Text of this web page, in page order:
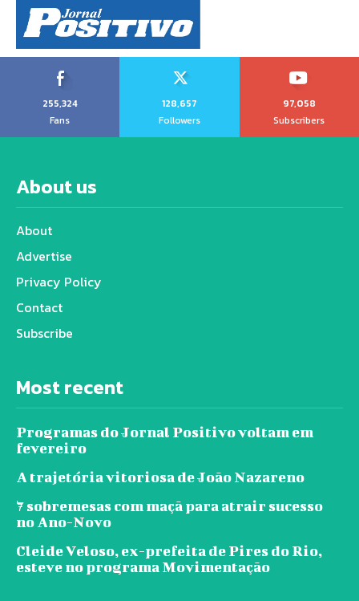
255,324
Fans
128,657
Followers
97,058
Subscribers
About us
About
Advertise
Privacy Policy
Contact
Subscribe
Most recent
Programas do Jornal Positivo voltam em
fevereiro
A trajetória vitoriosa de João Nazareno
7 sobremesas com maçã para atrair sucesso
no Ano-Novo
Cleide Veloso, ex-prefeita de Pires do Rio,
esteve no programa Movimentação